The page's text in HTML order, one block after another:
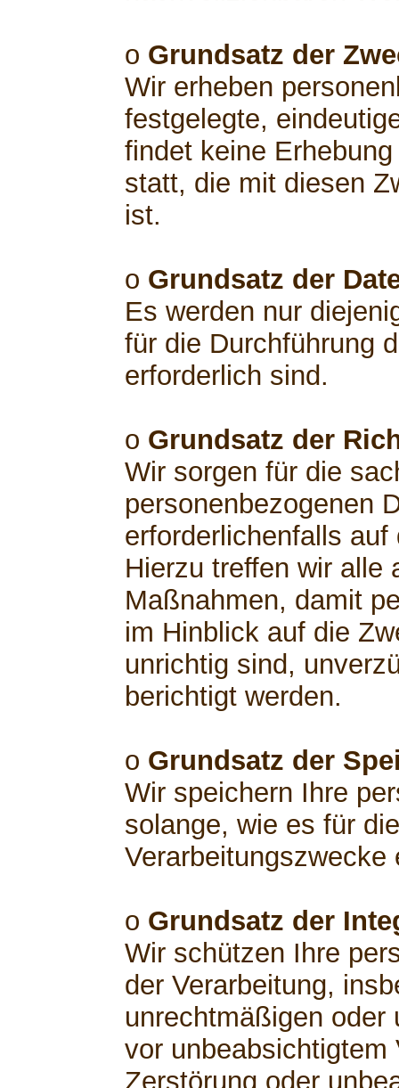
o Grundsatz der
Wir erheben
festgelegte,
findet keine
statt, die mit diesen
ist.
o Grundsatz der
Es werden nur
für die Durchführung
erforderlich sind.
o Grundsatz der
Wir sorgen für die
personenbezogenen
erforderlichenfalls
Hierzu treffen wir alle
Maßnahmen, damit
im Hinblick auf die
unrichtig sind,
berichtigt werden.
o Grundsatz der
Wir speichern Ihre
solange, wie es für
Verarbeitungszwecke
o Grundsatz der
Wir schützen Ihre
der Verarbeitung,
unrechtmäßigen oder
vor unbeabsichtigtem
Zerstörung oder